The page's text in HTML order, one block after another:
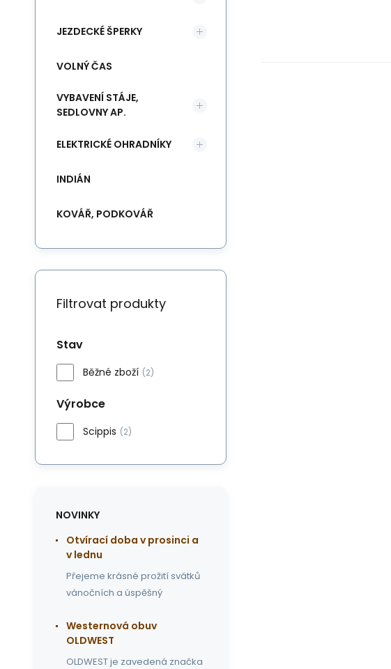
JEZDECKÉ ŠPERKY
VOLNÝ ČAS
VYBAVENÍ STÁJE,
SEDLOVNY AP.
ELEKTRICKÉ OHRADNÍKY
INDIÁN
KOVÁŘ, PODKOVÁŘ
Filtrovat produkty
Stav
Běžné zboží (2)
Výrobce
Scippis (2)
NOVINKY
Otvírací doba v prosinci a
v lednu
Přejeme krásné prožití svátků
vánočních a úspěšný
Westernová obuv
OLDWEST
OLDWEST je zavedená značka